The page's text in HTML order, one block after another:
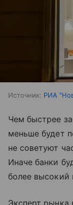
Источник: РИА
Чем быстрее
меньше будет
не советуют
Иначе банки
более высокий
Эксперт